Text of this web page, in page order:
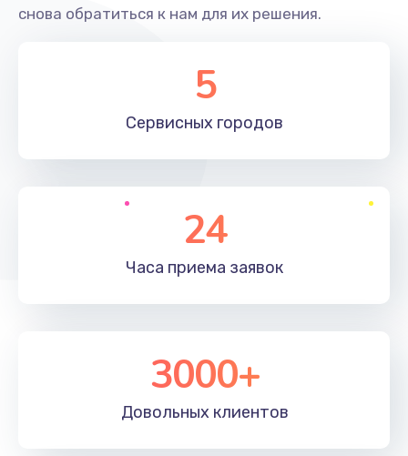
Заказать
1190 руб.
Заказать
Заказать
Замена клавиатуры
1190 руб.
Замена корпуса
890 руб.
снова обратиться к нам для их решения.
5
Сервисных городов
24
Часа приема заявок
3000+
Довольных клиентов